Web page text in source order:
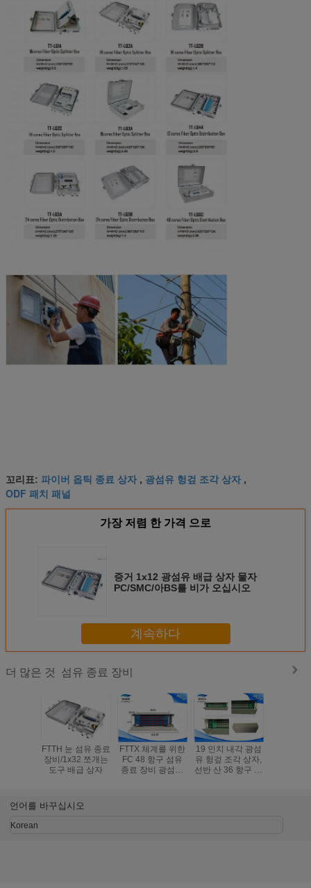
꼬리표: 파이버 옵틱 종료 상자 , 광섬유 헝겊 조각 상자 ,
ODF 패치 패널
가장 저렴 한 가격 으로
증거 1x12 광섬유 배급 상자 물자
PC/SMC/아BS를 비가 오십시오
계속하다
더 많은 것 섬유 종료 장비
FTTH 눈 섬유 종료
장비/1x32 쪼개는
도구 배급 상자
FTTX 체계를 위한
FC 48 항구 섬유
종료 장비 광섬유
19 인치 내각 광섬
유 헝겊 조각 상자,
선반 산 36 항구 광
언어를 바꾸십시오
Korean